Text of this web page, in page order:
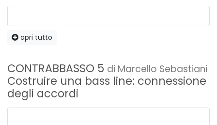
figura cassa 1.mp3 scarica il file audio
apri tutto
CONTRABBASSO 5 di Marcello Sebastiani
Costruire una bass line: connessione
degli accordi